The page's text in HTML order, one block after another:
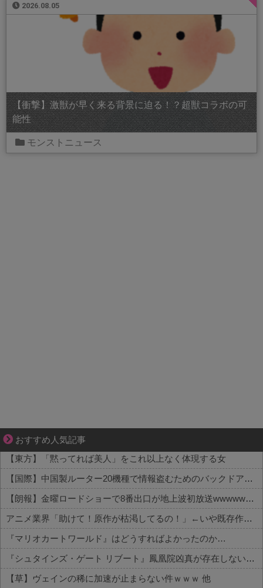
2026.08.05
【衝撃】激獣が早く来る背景に迫る！？超獣コラボの可
能性
モンストニュース
おすすめ人気記事
【マンガ】海外病院トラブルファイル
【東方】「黙ってれば美人」をこれ以上なく体現する女
【国際】中国製ルーター20機種で情報盗むためのバックドア見つかる 米セキュリティー会社発表
【朗報】金曜ロードショーで8番出口が地上波初放送wwwwwwwww
アニメ業界「助けて！原作が枯渇してるの！」←いや既存作品の2期やったら良いよね？
『マリオカートワールド』はどうすればよかったのか…
『シュタインズ・ゲート リブート』鳳凰院凶真が存在しないγ（ガンマ）世界線が追加される 他
【草】ヴェインの稀に加速が止まらない件ｗｗｗ 他